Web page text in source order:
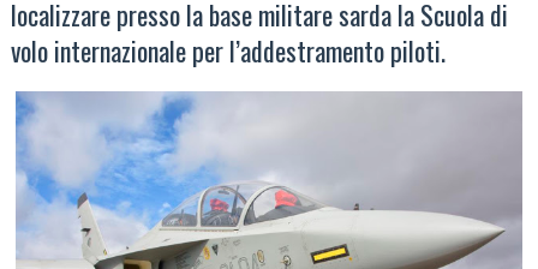
localizzare presso la base militare sarda la Scuola di
volo internazionale per l’addestramento piloti.